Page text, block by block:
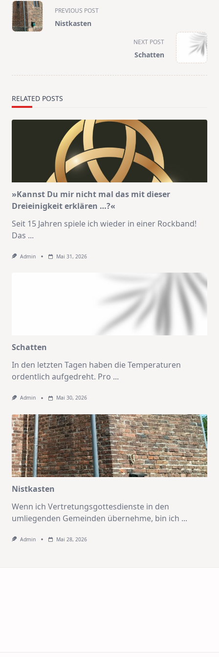
<span
class="nav-
subtitle
PREVIOUS POST
Nistkasten
NEXT POST
Schatten
RELATED POSTS
»Kannst Du mir nicht mal das mit dieser
Dreieinigkeit erklären …?«
Seit 15 Jahren spiele ich wieder in einer Rockband!
Das ...
Admin Mai 31, 2026
Schatten
In den letzten Tagen haben die Temperaturen
ordentlich aufgedreht. Pro ...
Admin Mai 30, 2026
Nistkasten
Wenn ich Vertretungsgottesdienste in den
umliegenden Gemeinden übernehme, bin ich ...
Admin Mai 28, 2026